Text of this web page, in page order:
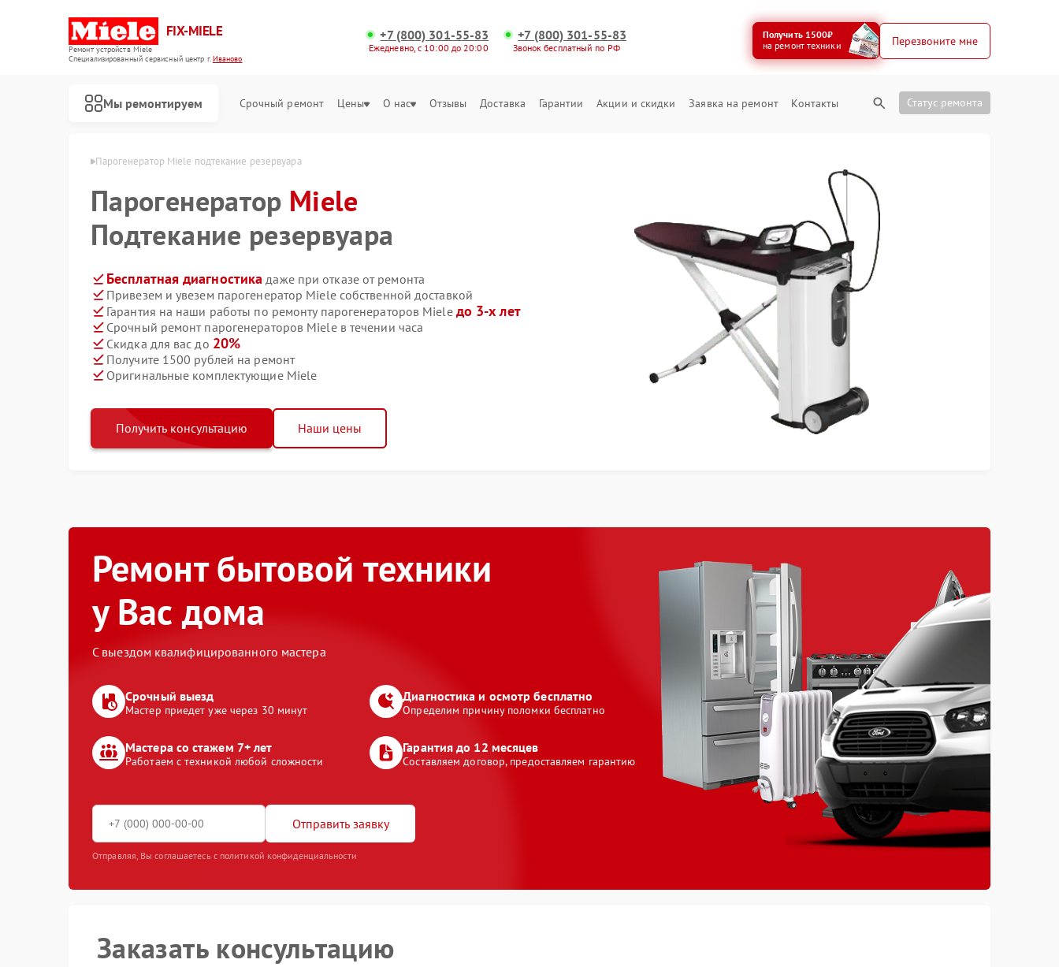
FIX-MIELE
Ремонт устройств Miele
Специализированный cервисный центр г.Иваново
+7 (800) 301-55-83
Ежедневно, с 10:00 до 20:00
+7 (800) 301-55-83
Звонок бесплатный по РФ
Получить 1500₽
на ремонт техники
Перезвоните мне
Мы ремонтируем Срочный ремонт Цены О нас Отзывы Доставка Гарантии Акции и скидки Заявка на ремонт Контакты Статус ремонта
Парогенератор Miele подтекание резервуара
Парогенератор Miele
Подтекание резервуара
Бесплатная диагностика даже при отказе от ремонта
Привезем и увезем парогенератор Miele собственной доставкой
Гарантия на наши работы по ремонту парогенераторов Miele до 3-х лет
Срочный ремонт парогенераторов Miele в течении часа
Скидка для вас до 20%
Получите 1500 рублей на ремонт
Оригинальные комплектующие Miele
Получить консультацию Наши цены
Ремонт бытовой техники
у Вас дома
С выездом квалифицированного мастера
Срочный выезд
Мастер приедет уже через 30 минут
Диагностика и осмотр бесплатно
Определим причину поломки бесплатно
Мастера со стажем 7+ лет
Работаем с техникой любой сложности
Гарантия до 12 месяцев
Составляем договор, предоставляем гарантию
Отправить заявку
Отправляя, Вы соглашаетесь с политикой конфиденциальности
Заказать консультацию